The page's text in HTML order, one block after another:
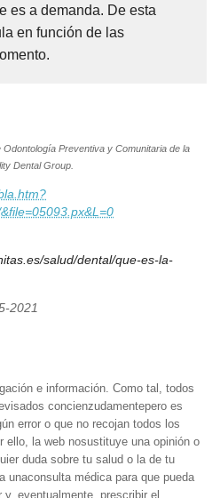
es a demanda. De esta
en función de las
Preventiva y Comunitaria de la
Dental Group.
salud/dental/que-es-la-
2021
e información. Como tal, todos
concienzudamentepero es
error o que no recojan todos los
ello, la web nosustituye una opinión o
duda sobre tu salud o la de tu
unaconsulta médica para que pueda
eventualmente, prescribir el